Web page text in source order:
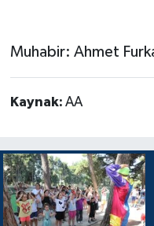
Muhabir: Ahmet
Kaynak: AA